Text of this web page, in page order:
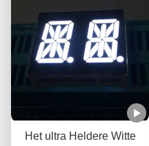
Het ultra Heldere Witte